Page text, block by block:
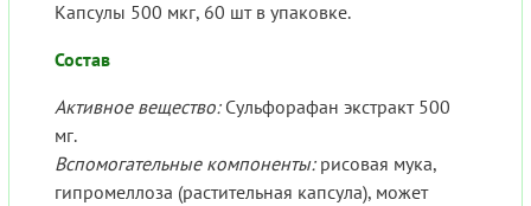
Капсулы 500 мкг, 60 шт в упаковке.
Состав
Активное вещество: Сульфорафан экстракт 500
мг.
Вспомогательные компоненты:рисовая мука,
гипромеллоза (растительная капсула), может